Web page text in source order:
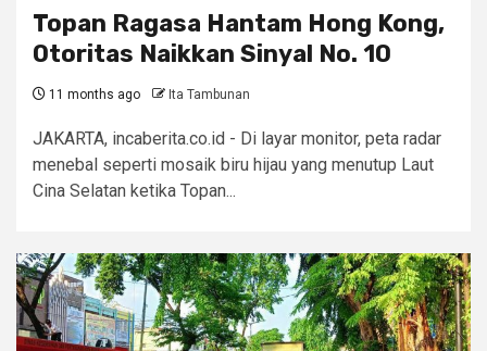
Topan Ragasa Hantam Hong Kong,
Otoritas Naikkan Sinyal No. 10
11 months ago Ita Tambunan
JAKARTA, incaberita.co.id - Di layar monitor, peta radar
menebal seperti mosaik biru hijau yang menutup Laut
Cina Selatan ketika Topan...